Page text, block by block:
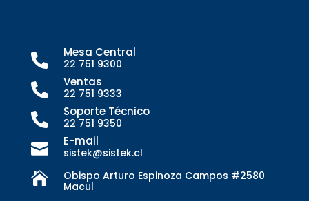
 Mesa Central
22 751 9300
 Ventas
22 751 9333
 Soporte Técnico
22 751 9350
 E-mail
sistek@sistek.cl

Obispo Arturo Espinoza Campos #2580
Macul